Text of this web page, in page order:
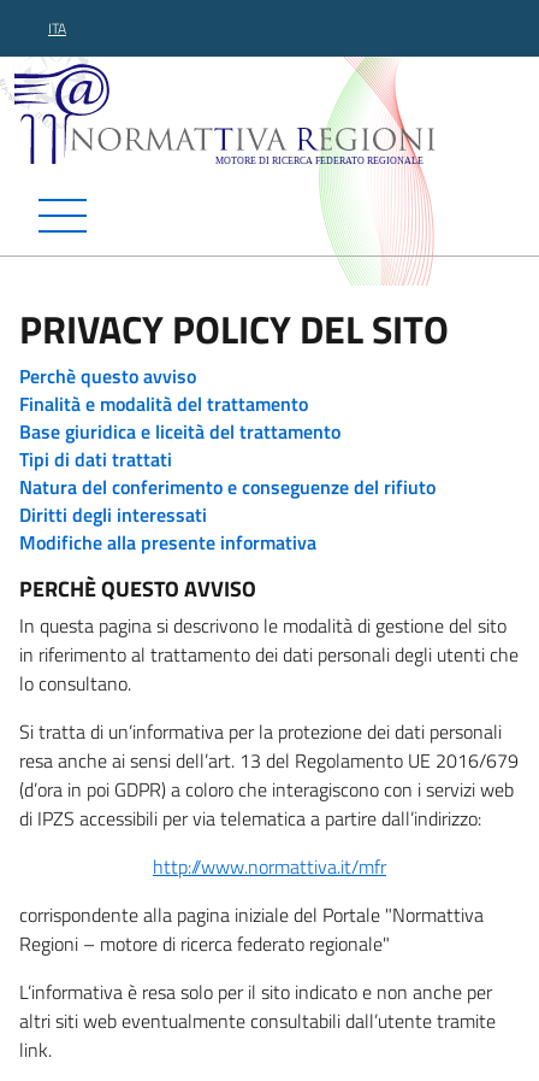
ITA
Normattiva Regioni -
PRIVACY POLICY DEL SITO
Perchè questo avviso
Finalità e modalità del trattamento
Base giuridica e liceità del trattamento
Tipi di dati trattati
Natura del conferimento e conseguenze del rifiuto
Diritti degli interessati
Modifiche alla presente informativa
PERCHÈ QUESTO AVVISO
In questa pagina si descrivono le modalità di gestione del sito
in riferimento al trattamento dei dati personali degli utenti che
lo consultano.
Si tratta di un’informativa per la protezione dei dati personali
resa anche ai sensi dell’art. 13 del Regolamento UE 2016/679
(d’ora in poi GDPR) a coloro che interagiscono con i servizi web
di IPZS accessibili per via telematica a partire dall’indirizzo:
http://www.normattiva.it/mfr
corrispondente alla pagina iniziale del Portale "Normattiva
Regioni – motore di ricerca federato regionale"
L’informativa è resa solo per il sito indicato e non anche per
altri siti web eventualmente consultabili dall’utente tramite
link.